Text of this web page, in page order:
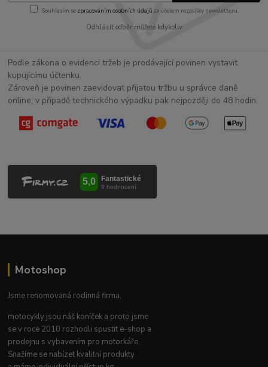
Souhlasím se zpracováním osobních údajůza účelem rozesílky newsletteru.
Odhlásit odběr můžete kdykoliv
Podle zákona o evidenci tržeb je prodávající povinen vystavit
kupujícímu účtenku.
Zároveň je povinen zaevidovat přijatou tržbu u správce daně
online; v případě technického výpadku pak nejpozději do 48 hodin.
Motoshop
Jsme renomovaná rodinná firma,
motocykly jsou náš koníček a proto jsme
se v roce 2010 rozhodli spustit e-shop a
prodejnu s vybavením pro motorkáře.
Snažíme se nabízet kvalitní produkty